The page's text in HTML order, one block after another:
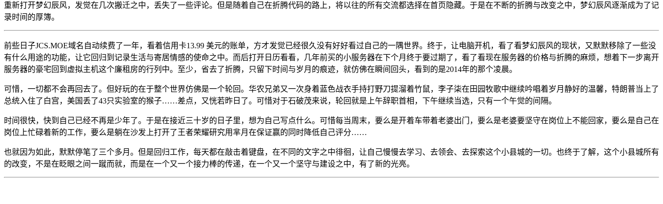
重新打开梦幻辰风，发觉在几次搬迁之中，丢失了一些评论。但是随着自己在折腾代码的路上，将以往的所有交流都选择在首页隐藏。于是在不断的折腾与改变之中，梦幻辰风逐渐成为了记
录时间的厚簿。
前些日子JCS.MOE域名自动续费了一年，看着信用卡13.99 美元的账单，方才发觉已经很久没有好好看过自己的一隅世界。终于，让电脑开机，看了看梦幻辰风的现状，又默默移除了一些没
有什么用途的功能，让它回归到记录生活与寄居情感的使命之中。而后打开日历看看，几年前买的小服务器在下个月终于要过期了，看了看现在服务器的价格与折腾的麻烦，想着下一步离开
服务器的豪宅回到虚拟主机这个廉租房的行列中。至少，省去了折腾，只留下时间与岁月的痕迹，就仿佛在瞬间回头，看到的是2014年的那个凌晨。
可惜，一切都不会再回去了。但好玩的在于整个世界仿佛是一个轮回。华农兄弟又一次身着蓝色战衣手持打野刀提溜着竹鼠，李子柒在田园牧歌中继续吟唱着岁月静好的温馨，特朗普当上了
总统入住了白宫，美国丢了43只实验室的猴子……差点，又恍若昨日了。可惜对于石破茂来说，轮回就是上午辞职首相，下午继续当选，只有一个午觉的间隔。
时间很快，快到自己已经不再是少年了。于是在接近三十岁的日子里，想为自己写点什么。可惜每当周末，要么是开着车带着老婆出门，要么是老婆要坚守在岗位上不能回家，要么是自己在
岗位上忙碌着新的工作，要么是躺在沙发上打开了王者荣耀研究用芈月在保证赢的同时降低自己评分……
也就因为如此，默默停笔了三个多月。但是回归工作，每天都在敲击着键盘，在不同的文字之中徘徊，让自己慢慢去学习、去领会、去探索这个小县城的一切。也终于了解，这个小县城所有
的改变，不是在眨眼之间一蹴而就，而是在一个又一个接力棒的传递，在一个又一个坚守与建设之中，有了新的光亮。